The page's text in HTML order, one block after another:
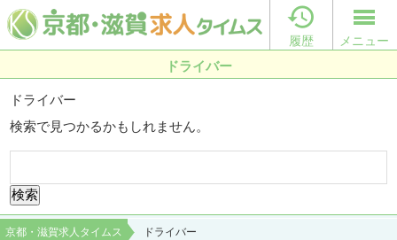

履歴 メニュー
ドライバー
ドライバー
検索で見つかるかもしれません。
索:
京都・滋賀求人タイムス ドライバー